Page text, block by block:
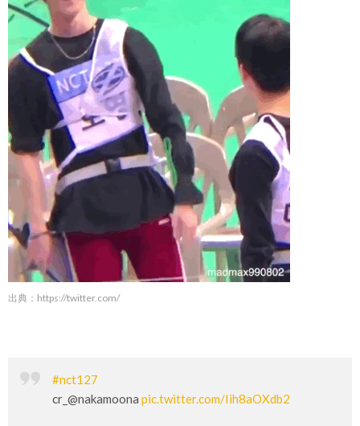
出典： https://twitter.com/
#nct127
cr_@nakamoona pic.twitter.com/Iih8aOXdb2